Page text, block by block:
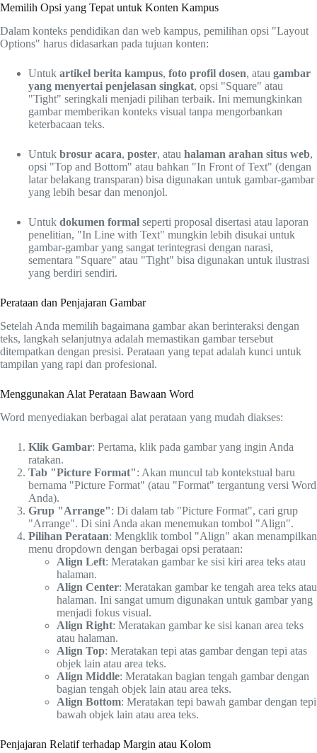
Memilih Opsi yang Tepat untuk Konten Kampus
Dalam konteks pendidikan dan web kampus, pemilihan opsi "Layout
Options" harus didasarkan pada tujuan konten:
Untuk artikel berita kampus, foto profil dosen, atau gambar
yang menyertai penjelasan singkat, opsi "Square" atau
"Tight" seringkali menjadi pilihan terbaik. Ini memungkinkan
gambar memberikan konteks visual tanpa mengorbankan
keterbacaan teks.
Untuk brosur acara, poster, atau halaman arahan situs web,
opsi "Top and Bottom" atau bahkan "In Front of Text" (dengan
latar belakang transparan) bisa digunakan untuk gambar-gambar
yang lebih besar dan menonjol.
Untuk dokumen formal seperti proposal disertasi atau laporan
penelitian, "In Line with Text" mungkin lebih disukai untuk
gambar-gambar yang sangat terintegrasi dengan narasi,
sementara "Square" atau "Tight" bisa digunakan untuk ilustrasi
yang berdiri sendiri.
Perataan dan Penjajaran Gambar
Setelah Anda memilih bagaimana gambar akan berinteraksi dengan
teks, langkah selanjutnya adalah memastikan gambar tersebut
ditempatkan dengan presisi. Perataan yang tepat adalah kunci untuk
tampilan yang rapi dan profesional.
Menggunakan Alat Perataan Bawaan Word
Word menyediakan berbagai alat perataan yang mudah diakses:
Klik Gambar: Pertama, klik pada gambar yang ingin Anda
ratakan.
Tab "Picture Format": Akan muncul tab kontekstual baru
bernama "Picture Format" (atau "Format" tergantung versi Word
Anda).
Grup "Arrange": Di dalam tab "Picture Format", cari grup
"Arrange". Di sini Anda akan menemukan tombol "Align".
Pilihan Perataan: Mengklik tombol "Align" akan menampilkan
menu dropdown dengan berbagai opsi perataan:
Align Left: Meratakan gambar ke sisi kiri area teks atau
halaman.
Align Center: Meratakan gambar ke tengah area teks atau
halaman. Ini sangat umum digunakan untuk gambar yang
menjadi fokus visual.
Align Right: Meratakan gambar ke sisi kanan area teks
atau halaman.
Align Top: Meratakan tepi atas gambar dengan tepi atas
objek lain atau area teks.
Align Middle: Meratakan bagian tengah gambar dengan
bagian tengah objek lain atau area teks.
Align Bottom: Meratakan tepi bawah gambar dengan tepi
bawah objek lain atau area teks.
Penjajaran Relatif terhadap Margin atau Kolom